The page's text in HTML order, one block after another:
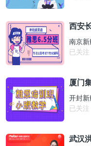
西安
南京新
已关注
厦门
开封新
已关注
武汉